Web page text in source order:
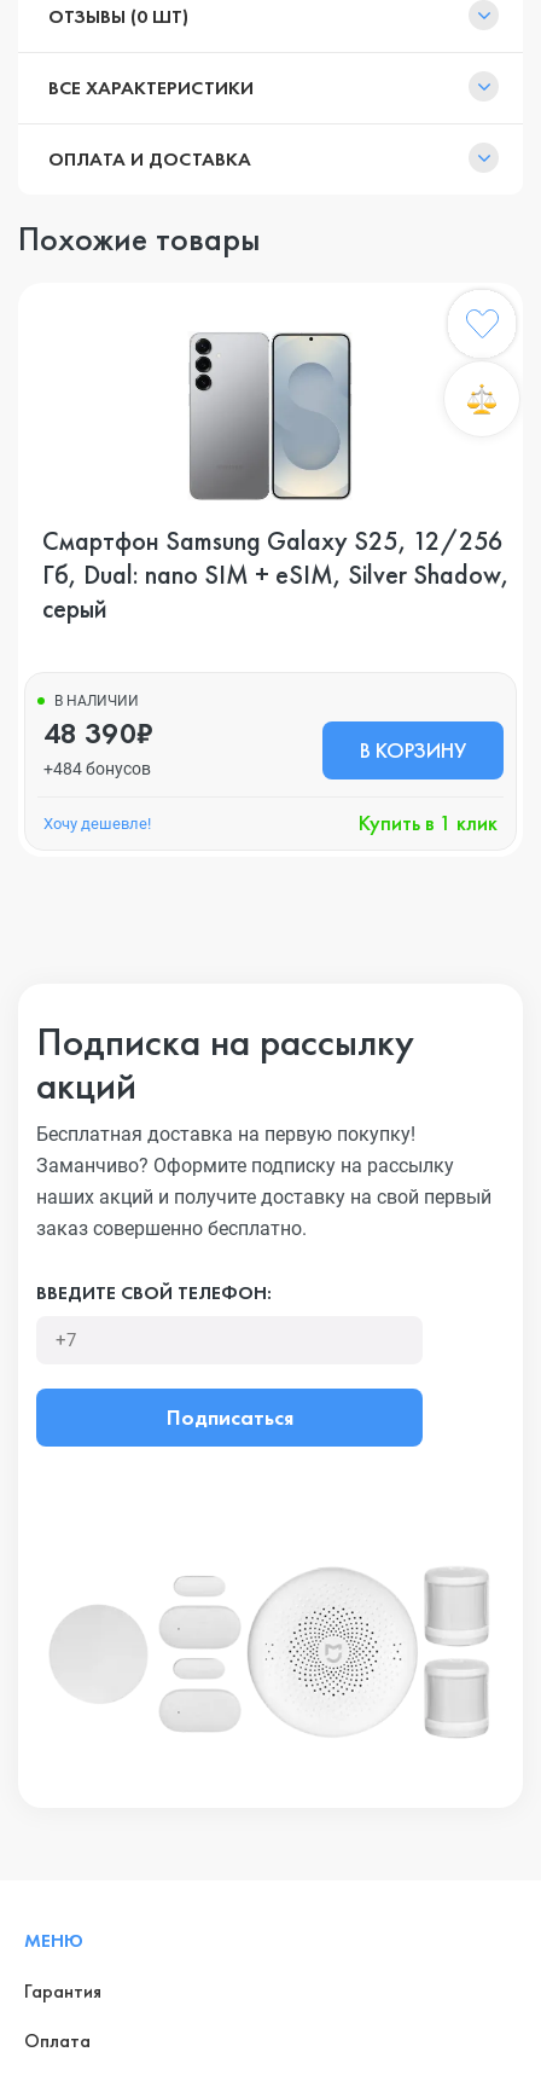
ОТЗЫВЫ (0 ШТ)
ВСЕ ХАРАКТЕРИСТИКИ
ОПЛАТА И ДОСТАВКА
Похожие товары
Смартфон Samsung Galaxy S25, 12/256
Гб, Dual: nano SIM + eSIM, Silver Shadow,
серый
В НАЛИЧИИ
48 390₽
+484 бонусов
В КОРЗИНУ
Хочу дешевле! Купить в 1 клик
Подписка на рассылку
акций
Бесплатная доставка на первую покупку!
Заманчиво? Оформите подписку на рассылку
наших акций и получите доставку на свой первый
заказ совершенно бесплатно.
ВВЕДИТЕ СВОЙ ТЕЛЕФОН:
Подписаться
МЕНЮ
Гарантия
Оплата